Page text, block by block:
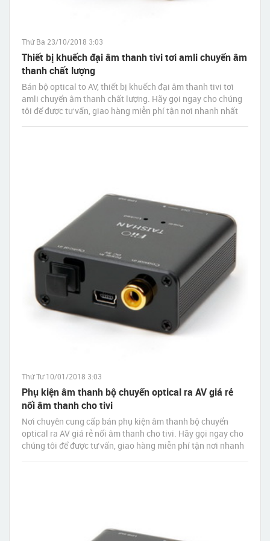
Thứ Ba 23/10/2018 3:03
Thiết bị khuếch đại âm thanh tivi tơi amli chuyển âm
thanh chất lượng
Bán bộ optical to AV, thiết bị khuếch đại âm thanh tivi tơi
amli chuyển âm thanh chất lượng. Hãy gọi ngay cho chúng
tôi để được tư vấn, giao hàng miễn phí tận nơi nhanh nhất
Thứ Tư 10/01/2018 3:03
Phụ kiện âm thanh bộ chuyển optical ra AV giá rẻ
nối âm thanh cho tivi
Nơi chuyên cung cấp bán phụ kiện âm thanh bộ chuyển
optical ra AV giá rẻ nối âm thanh cho tivi. Hãy gọi ngay cho
chúng tôi để được tư vấn, giao hàng miễn phí tận nơi nhanh